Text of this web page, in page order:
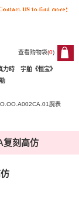
查看购物袋(0)
0
力時
宇舶《恒宝》
腕表
复刻高仿